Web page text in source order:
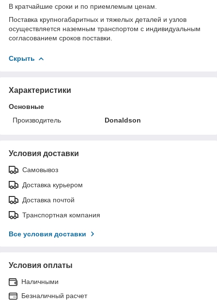
В кратчайшие сроки и по приемлемым ценам.
Поставка крупногабаритных и тяжелых деталей и узлов
осуществляется наземным транспортом с индивидуальным
согласованием сроков поставки.
Скрыть
Характеристики
Основные
Производитель
Donaldson
Условия доставки
Самовывоз
Доставка курьером
Доставка почтой
Транспортная компания
Все условия доставки
Условия оплаты
Наличными
Безналичный расчет